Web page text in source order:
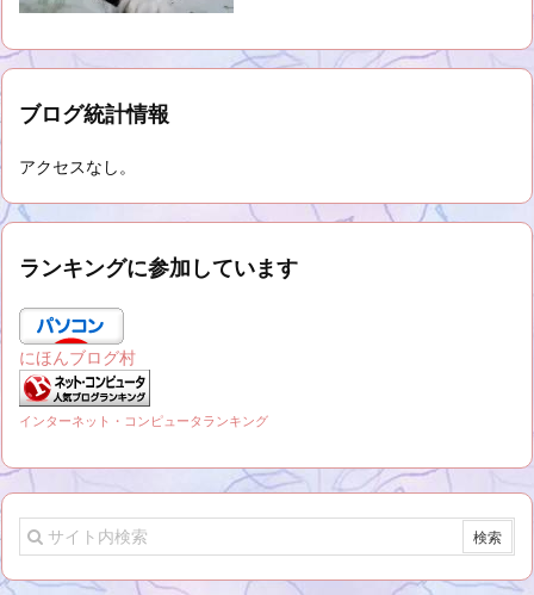
ブログ統計情報
アクセスなし。
ランキングに参加しています
にほんブログ村
インターネット・コンピュータランキング